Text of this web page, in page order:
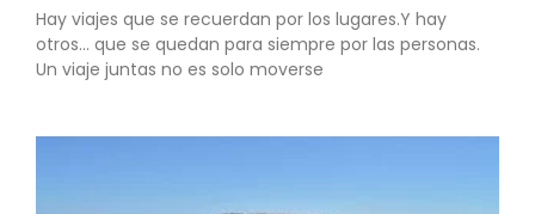
Hay viajes que se recuerdan por los lugares.Y hay
otros… que se quedan para siempre por las personas.
Un viaje juntas no es solo moverse